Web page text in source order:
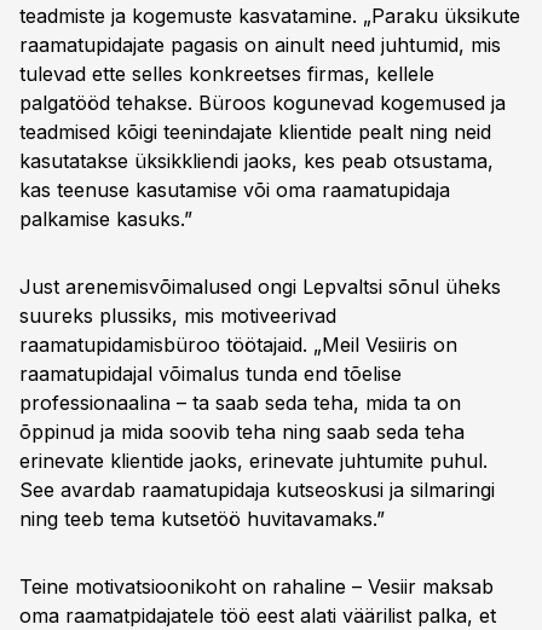
teadmiste ja kogemuste kasvatamine. „Paraku üksikute
raamatupidajate pagasis on ainult need juhtumid, mis
tulevad ette selles konkreetses firmas, kellele
palgatööd tehakse. Büroos kogunevad kogemused ja
teadmised kõigi teenindajate klientide pealt ning neid
kasutatakse üksikkliendi jaoks, kes peab otsustama,
kas teenuse kasutamise või oma raamatupidaja
palkamise kasuks.”
Just arenemisvõimalused ongi Lepvaltsi sõnul üheks
suureks plussiks, mis motiveerivad
raamatupidamisbüroo töötajaid. „Meil Vesiiris on
raamatupidajal võimalus tunda end tõelise
professionaalina – ta saab seda teha, mida ta on
õppinud ja mida soovib teha ning saab seda teha
erinevate klientide jaoks, erinevate juhtumite puhul.
See avardab raamatupidaja kutseoskusi ja silmaringi
ning teeb tema kutsetöö huvitavamaks.”
Teine motivatsioonikoht on rahaline – Vesiir maksab
oma raamatpidajatele töö eest alati väärilist palka, et